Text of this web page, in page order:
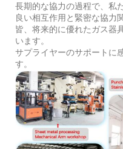
長期的な協力の過程で、私
良い相互作用と緊密な協力
皆、将来的に優れたガス器
います。
サプライヤーのサポートに
す。